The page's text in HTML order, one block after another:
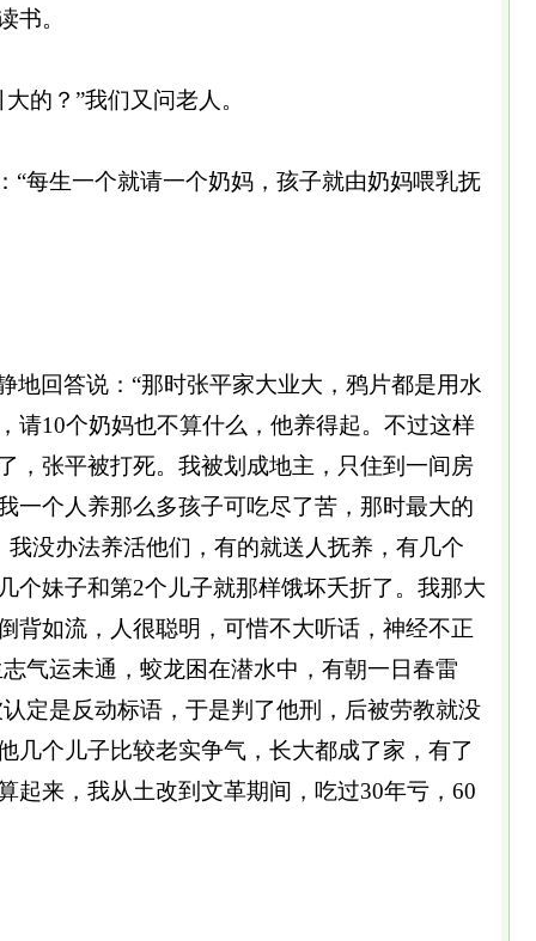
书。
的？”我们又问老人。
每生一个就请一个奶妈，孩子就由奶妈喂乳抚
回答说：“那时张平家大业大，鸦片都是用水
请10个奶妈也不算什么，他养得起。不过这样
，张平被打死。我被划成地主，只住到一间房
一个人养那么多孩子可吃尽了苦，那时最大的
没办法养活他们，有的就送人抚养，有几个
个妹子和第2个儿子就那样饿坏夭折了。我那大
背如流，人很聪明，可惜不大听话，神经不正
气运未通，蛟龙困在潜水中，有朝一日春雷
定是反动标语，于是判了他刑，后被劳教就没
几个儿子比较老实争气，长大都成了家，有了
起来，我从土改到文革期间，吃过30年亏，60